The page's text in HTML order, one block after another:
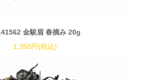
金駿眉 春摘み 20g
1,350円(税込)